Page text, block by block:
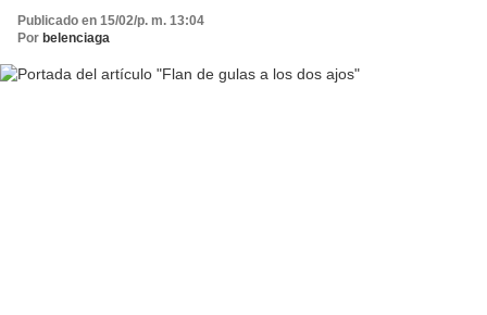
Publicado en 15/02/p. m. 13:04
Por belenciaga